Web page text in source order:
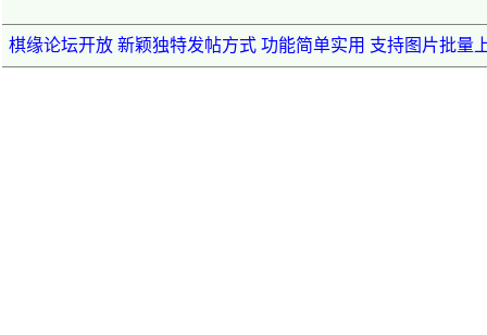
棋缘论坛开放 新颖独特发帖方式 功能简单实用 支持图片批量